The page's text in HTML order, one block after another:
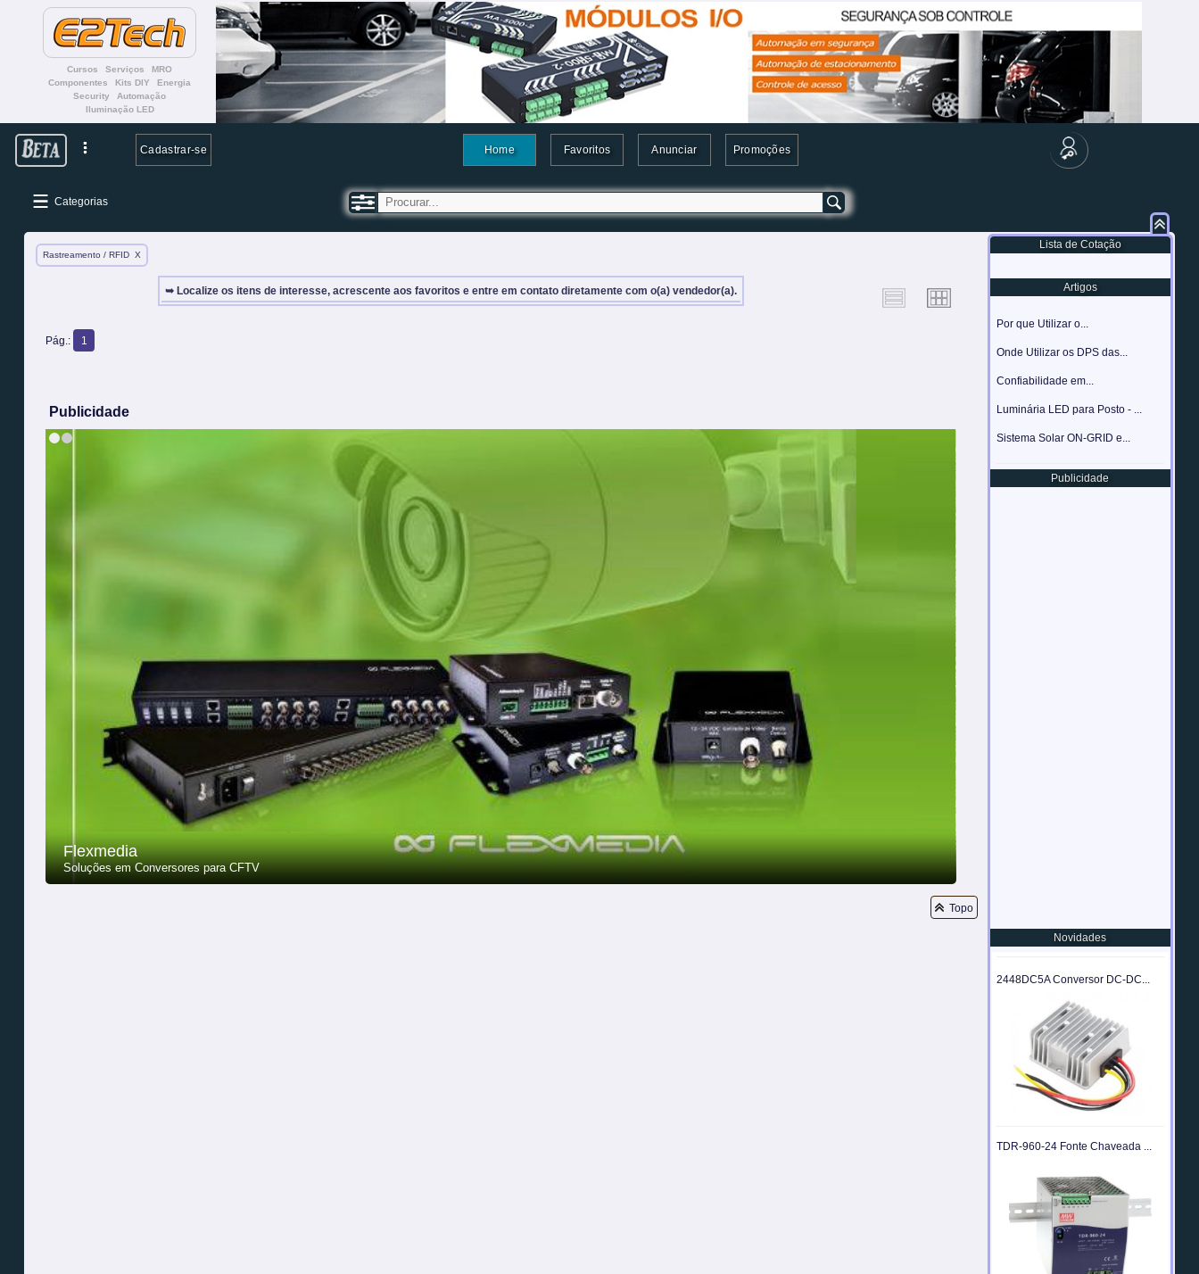
Cursos Serviços
MRO
Componentes
Kits DIY
Energia
Security
Automação
Iluminação LED
Cadastrar-se Home Favoritos Anunciar Promoções
Categorias
Rastreamento / RFID X
➥ Localize os itens de interesse, acrescente aos favoritos e entre em contato diretamente com o(a) vendedor(a).
Pág.: 1
Publicidade
Flexmedia
Soluções em Conversores para CFTV
Topo
Lista de Cotação
Artigos
Por que Utilizar o...
Onde Utilizar os DPS das...
Confiabilidade em...
Luminária LED para Posto - ...
Sistema Solar ON-GRID e...
Publicidade
Novidades
2448DC5A Conversor DC-DC...
TDR-960-24 Fonte Chaveada ...